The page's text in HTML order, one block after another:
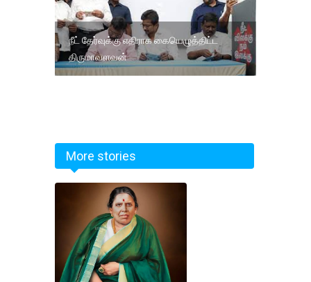
நீட் தேர்வுக்கு எதிராக கையெழுத்திட்ட
திருமாவளவன்
More stories